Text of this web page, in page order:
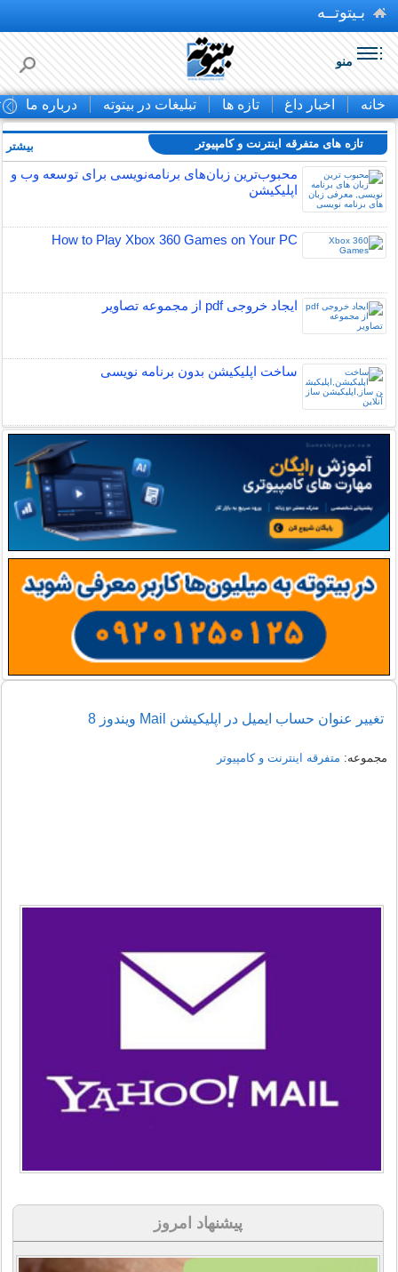
بـیتوتــه
منو
خانه اخبار داغ تازه ها تبلیغات در بیتوته درباره ما
تازه های متفرقه اينترنت و كامپيوتر
محبوب‌ترین زبان‌های برنامه‌نویسی برای توسعه وب و
اپلیکیشن
How to Play Xbox 360 Games on Your PC
ایجاد خروجی pdf از مجموعه تصاویر
ساخت اپلیکیشن بدون برنامه نویسی
بیشتر
تغییر عنوان حساب ایمیل در اپلیکیشن Mail ویندوز 8
مجموعه: متفرقه اينترنت و كامپيوتر
پیشنهاد امروز